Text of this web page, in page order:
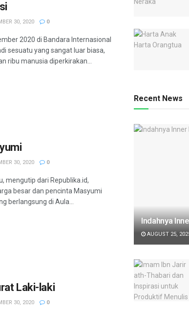
30, 2020 0
2020 di Bandara Internasional
sesuatu yang sangat luar biasa,
ribu manusia diperkirakan...
30, 2020 0
mengutip dari Republika.id,
besar dan pencinta Masyumi
berlangsung di Aula...
Laki-laki
30, 2020 0
Recent News
Indahnya
AUGUST 25,